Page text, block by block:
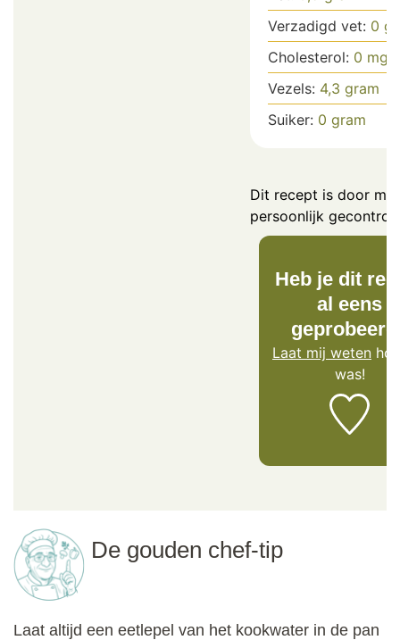
Verzadigd vet: 0
Cholesterol: 0 mg
Vezels: 4,3 gram
Suiker: 0 gram
Dit recept is door mij
persoonlijk
Heb je dit
al eens
Laat mij weten
was!
De gouden chef-tip
Laat altijd een eetlepel van het kookwater in de pan